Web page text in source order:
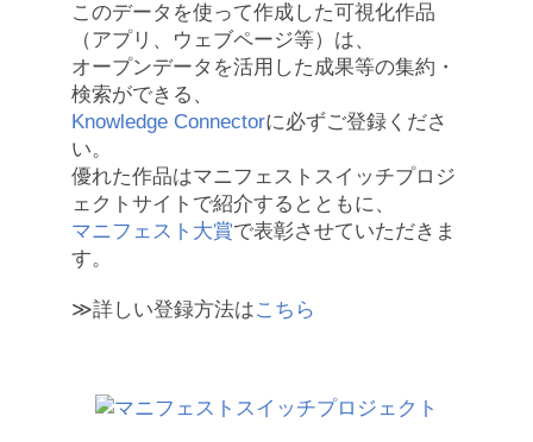
このデータを使って作成した可視化作品
（アプリ、ウェブページ等）は、
オープンデータを活用した成果等の集約・
検索ができる、
Knowledge Connectorに必ずご登録くださ
い。
優れた作品はマニフェストスイッチプロジ
ェクトサイトで紹介するとともに、
マニフェスト大賞で表彰させていただきま
す。
≫詳しい登録方法はこちら